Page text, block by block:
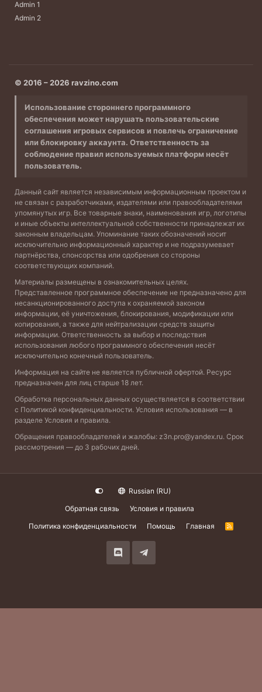
Admin 1
Admin 2
© 2016 – 2026 ravzino.com
Использование стороннего программного
обеспечения может нарушать пользовательские
соглашения игровых сервисов и повлечь ограничение
или блокировку аккаунта. Ответственность за
соблюдение правил используемых платформ несёт
пользователь.
Данный сайт является независимым информационным проектом и
не связан с разработчиками, издателями или правообладателями
упомянутых игр. Все товарные знаки, наименования игр, логотипы
и иные объекты интеллектуальной собственности принадлежат их
законным владельцам. Упоминание таких обозначений носит
исключительно информационный характер и не подразумевает
партнёрства, спонсорства или одобрения со стороны
соответствующих компаний.
Материалы размещены в ознакомительных целях.
Представленное программное обеспечение не предназначено для
несанкционированного доступа к охраняемой законом
информации, её уничтожения, блокирования, модификации или
копирования, а также для нейтрализации средств защиты
информации. Ответственность за выбор и последствия
использования любого программного обеспечения несёт
исключительно конечный пользователь.
Информация на сайте не является публичной офертой. Ресурс
предназначен для лиц старше 18 лет.
Обработка персональных данных осуществляется в соответствии
с Политикой конфиденциальности. Условия использования — в
разделе Условия и правила.
Обращения правообладателей и жалобы: z3n.pro@yandex.ru. Срок
рассмотрения — до 3 рабочих дней.
Russian (RU)
Обратная связь
Условия и правила
Политика конфиденциальности
Помощь Главная
R